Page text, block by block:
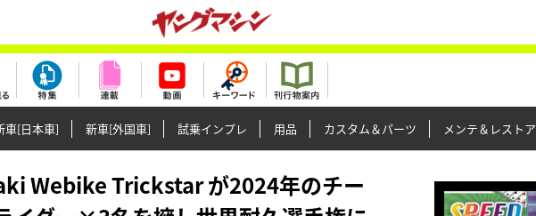
車[日本車] 新車[外国車] 試乗インプレ 用品 カスタム＆パーツ メンテ＆レストア
Webike Trickstar が2024年のチー